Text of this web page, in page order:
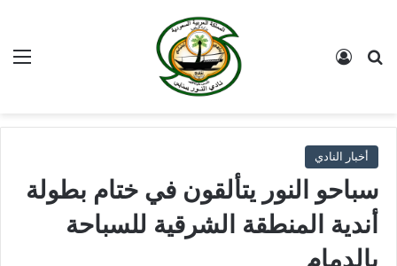
بحث عن
أخبار النادي
سباحو النور يتألقون في ختام بطولة
أندية المنطقة الشرقية للسباحة
بالدمام